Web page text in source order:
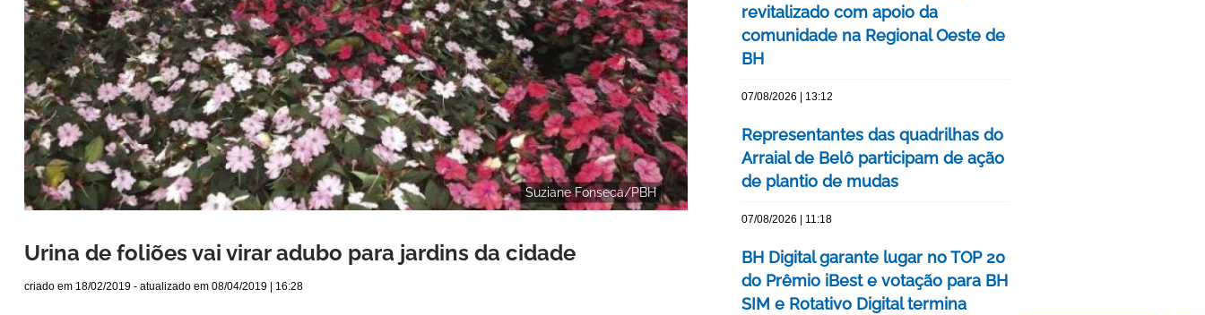
Suziane Fonseca/PBH
Urina de foliões vai virar adubo para jardins da cidade
criado em 18/02/2019 - atualizado em 08/04/2019 | 16:28
revitalizado com apoio da
comunidade na Regional Oeste de
BH
07/08/2026 | 13:12
Representantes das quadrilhas do
Arraial de Belô participam de ação
de plantio de mudas
07/08/2026 | 11:18
BH Digital garante lugar no TOP 20
do Prêmio iBest e votação para BH
SIM e Rotativo Digital termina